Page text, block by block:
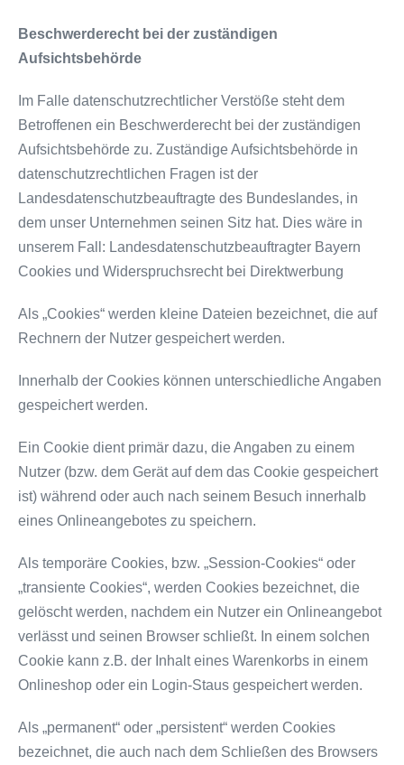
Beschwerderecht bei der zuständigen
Aufsichtsbehörde
Im Falle datenschutzrechtlicher Verstöße steht dem
Betroffenen ein Beschwerderecht bei der zuständigen
Aufsichtsbehörde zu. Zuständige Aufsichtsbehörde in
datenschutzrechtlichen Fragen ist der
Landesdatenschutzbeauftragte des Bundeslandes, in
dem unser Unternehmen seinen Sitz hat. Dies wäre in
unserem Fall: Landesdatenschutzbeauftragter Bayern
Cookies und Widerspruchsrecht bei Direktwerbung
Als „Cookies“ werden kleine Dateien bezeichnet, die auf
Rechnern der Nutzer gespeichert werden.
Innerhalb der Cookies können unterschiedliche Angaben
gespeichert werden.
Ein Cookie dient primär dazu, die Angaben zu einem
Nutzer (bzw. dem Gerät auf dem das Cookie gespeichert
ist) während oder auch nach seinem Besuch innerhalb
eines Onlineangebotes zu speichern.
Als temporäre Cookies, bzw. „Session-Cookies“ oder
„transiente Cookies“, werden Cookies bezeichnet, die
gelöscht werden, nachdem ein Nutzer ein Onlineangebot
verlässt und seinen Browser schließt. In einem solchen
Cookie kann z.B. der Inhalt eines Warenkorbs in einem
Onlineshop oder ein Login-Staus gespeichert werden.
Als „permanent“ oder „persistent“ werden Cookies
bezeichnet, die auch nach dem Schließen des Browsers